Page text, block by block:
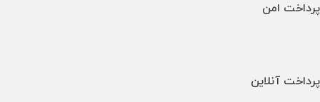
پرداخت امن
پرداخت آنلاین